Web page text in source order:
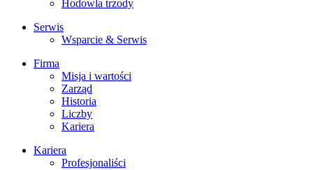
Hodowla trzody
Serwis
Wsparcie & Serwis
Firma
Misja i wartości
Zarząd
Historia
Liczby
Kariera
Kariera
Profesjonaliści